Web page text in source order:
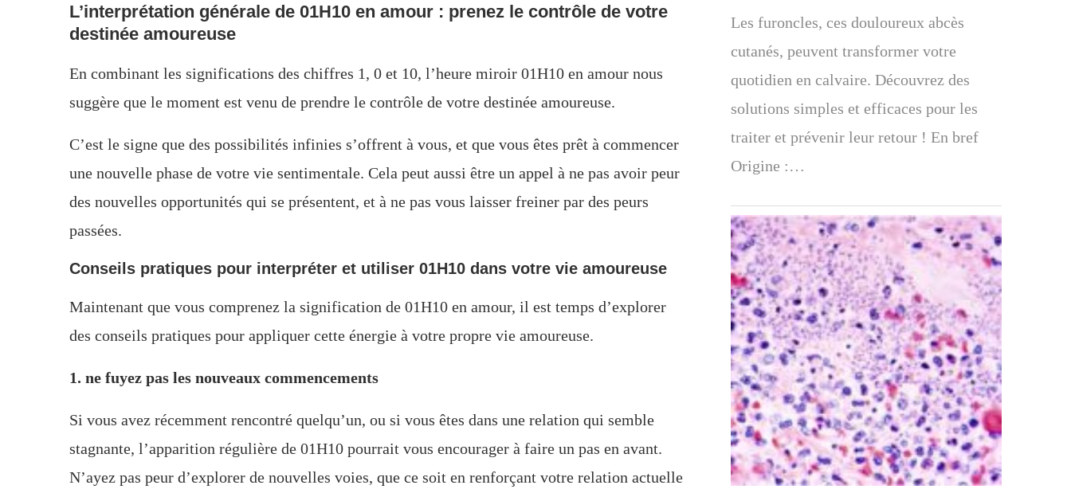
L’interprétation générale de 01H10 en amour : prenez le contrôle de votre
destinée amoureuse
En combinant les significations des chiffres 1, 0 et 10, l’heure miroir 01H10 en amour nous
suggère que le moment est venu de prendre le contrôle de votre destinée amoureuse.
C’est le signe que des possibilités infinies s’offrent à vous, et que vous êtes prêt à commencer
une nouvelle phase de votre vie sentimentale. Cela peut aussi être un appel à ne pas avoir peur
des nouvelles opportunités qui se présentent, et à ne pas vous laisser freiner par des peurs
passées.
Conseils pratiques pour interpréter et utiliser 01H10 dans votre vie amoureuse
Maintenant que vous comprenez la signification de 01H10 en amour, il est temps d’explorer
des conseils pratiques pour appliquer cette énergie à votre propre vie amoureuse.
1. ne fuyez pas les nouveaux commencements
Si vous avez récemment rencontré quelqu’un, ou si vous êtes dans une relation qui semble
stagnante, l’apparition régulière de 01H10 pourrait vous encourager à faire un pas en avant.
N’ayez pas peur d’explorer de nouvelles voies, que ce soit en renforçant votre relation actuelle
Les furoncles, ces douloureux abcès
cutanés, peuvent transformer votre
quotidien en calvaire. Découvrez des
solutions simples et efficaces pour les
traiter et prévenir leur retour ! En bref
Origine :…